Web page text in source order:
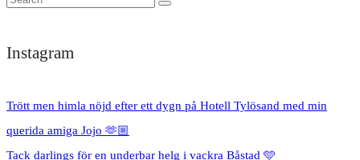
Instagram
Trött men himla nöjd efter ett dygn på Hotell Tylösand med min
querida amiga Jojo 🫶🏼
Tack darlings för en underbar helg i vackra Båstad 🩵